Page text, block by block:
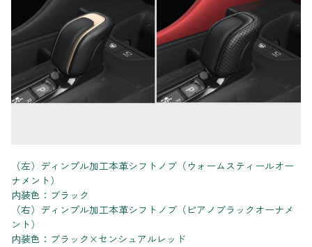
（左）ディンプル加工本革シフトノブ（ウォームスティールオー
ナメント）
内装色：ブラック
（右）ディンプル加工本革シフトノブ（ピアノブラックオーナメ
ント）
内装色：ブラック×センシュアルレッド